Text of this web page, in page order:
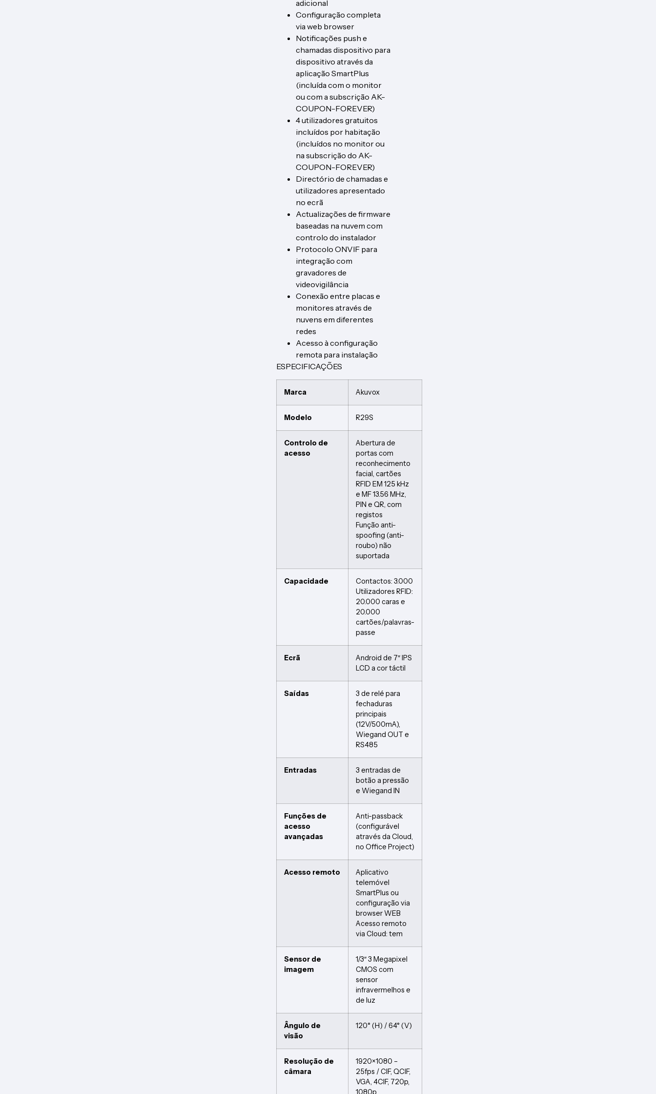
adicional
Configuração completa
via web browser
Notificações push e
chamadas dispositivo para
dispositivo através da
aplicação SmartPlus
(incluída com o monitor
ou com a subscrição AK-
COUPON-FOREVER)
4 utilizadores gratuitos
incluídos por habitação
(incluídos no monitor ou
na subscrição do AK-
COUPON-FOREVER)
Directório de chamadas e
utilizadores apresentado
no ecrã
Actualizações de firmware
baseadas na nuvem com
controlo do instalador
Protocolo ONVIF para
integração com
gravadores de
videovigilância
Conexão entre placas e
monitores através de
nuvens em diferentes
redes
Acesso à configuração
remota para instalação
ESPECIFICAÇÕES
Marca Akuvox
Modelo R29S
Controlo de
acesso
Abertura de
portas com
reconhecimento
facial, cartões
RFID EM 125 kHz
e MF 13.56 MHz,
PIN e QR, com
registos
Função anti-
spoofing (anti-
roubo) não
suportada
Capacidade
Contactos: 3.000
Utilizadores RFID:
20.000 caras e
20.000
cartões/palavras-
passe
Ecrã
Android de 7″ IPS
LCD a cor táctil
Saídas
3 de relé para
fechaduras
principais
(12V/500mA),
Wiegand OUT e
RS485
Entradas
3 entradas de
botão a pressão
e Wiegand IN
Funções de
acesso
avançadas
Anti-passback
(configurável
através da Cloud,
no Office Project)
Acesso remoto
Aplicativo
telemóvel
SmartPlus ou
configuração via
browser WEB
Acesso remoto
via Cloud: tem
Sensor de
imagem
1/3″ 3 Megapixel
CMOS com
sensor
infravermelhos e
de luz
Ângulo de
visão
120° (H) / 64° (V)
Resolução de
câmara
1920×1080 –
25fps / CIF, QCIF,
VGA, 4CIF, 720p,
1080p